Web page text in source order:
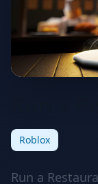
Roblox
Run a